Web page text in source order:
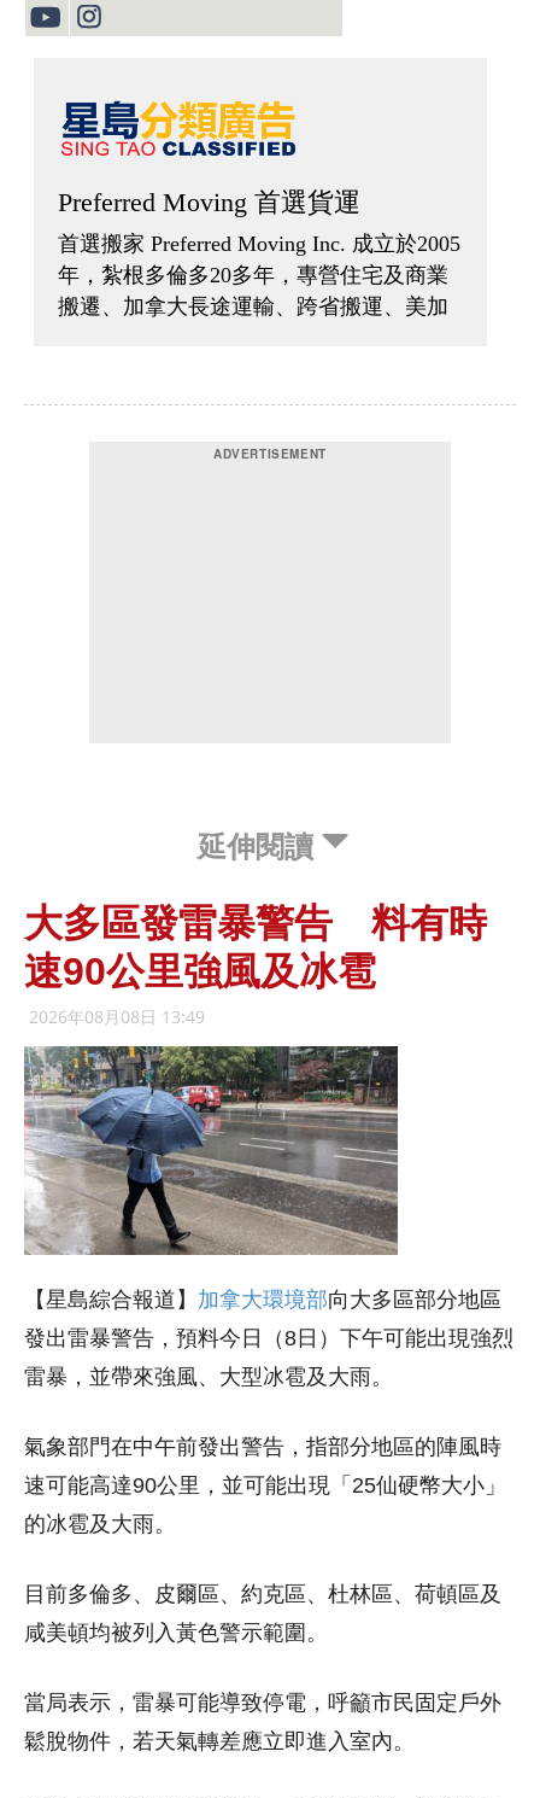
延伸閱讀
大多區發雷暴警告 料有時
速90公里強風及冰雹
2026年08月08日 13:49
【星島綜合報道】 加拿大環境部向大多區部分地區
發出雷暴警告，預料今日（8日）下午可能出現強烈
雷暴，並帶來強風、大型冰雹及大雨。
氣象部門在中午前發出警告，指部分地區的陣風時
速可能高達90公里，並可能出現「25仙硬幣大小」
的冰雹及大雨。
目前多倫多、皮爾區、約克區、杜林區、荷頓區及
咸美頓均被列入黃色警示範圍。
當局表示，雷暴可能導致停電，呼籲市民固定戶外
鬆脫物件，若天氣轉差應立即進入室內。